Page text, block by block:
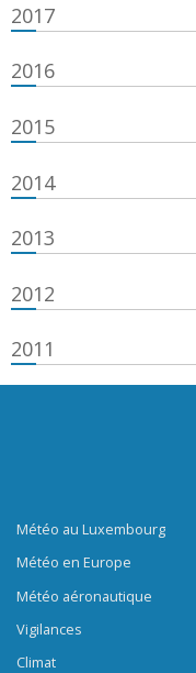
2017
2016
2015
2014
2013
2012
2011
Météo au Luxembourg
Météo en Europe
Météo aéronautique
Vigilances
Climat